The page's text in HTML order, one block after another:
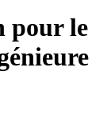
pour le